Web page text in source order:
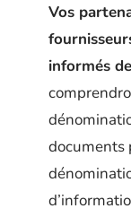
Vos
informés
documents